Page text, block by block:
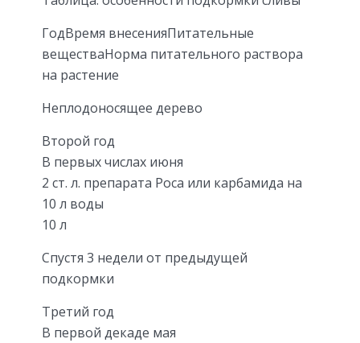
ГодВремя внесенияПитательные
веществаНорма питательного раствора
на растение
Неплодоносящее дерево
Второй год
В первых числах июня
2 ст. л. препарата Роса или карбамида на
10 л воды
10 л
Спустя 3 недели от предыдущей
подкормки
Третий год
В первой декаде мая